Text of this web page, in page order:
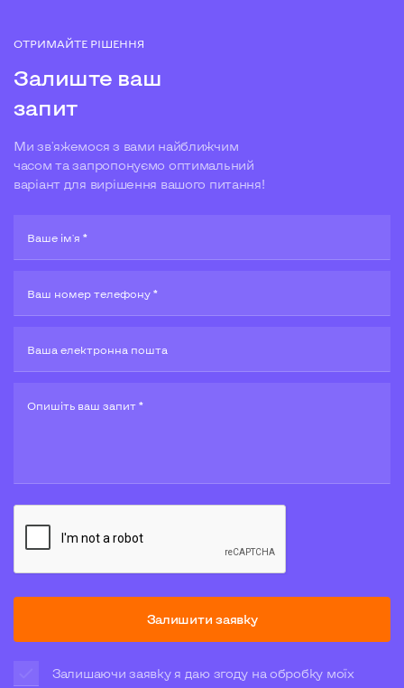
ОТРИМАЙТЕ РІШЕННЯ
Залиште ваш
запит
Ми зв'яжемося з вами найближчим
часом та запропонуємо оптимальний
варіант для вирішення вашого питання!
Ваше ім'я *
Ваш номер телефону *
Ваша електронна пошта
Опишiть ваш запит *
Залишити заявку
Залишаючи заявку я даю згоду на обробку моїх